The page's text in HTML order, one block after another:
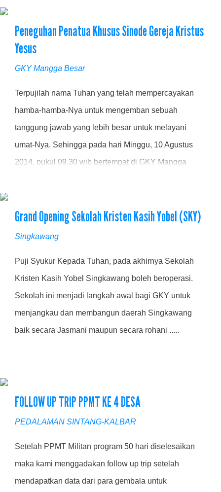
Seruni 2 .....
Peneguhan Penatua Khusus Sinode Gereja Kristus
Yesus
GKY Mangga Besar
Terpujilah nama Tuhan yang telah mempercayakan
hamba-hamba-Nya untuk mengemban sebuah
tanggung jawab yang lebih besar untuk melayani
umat-Nya. Sehingga pada hari Minggu, 10 Agustus
2014, pukul 09.30 wib bertempat di GKY Mangga
Grand Opening Sekolah Kristen Kasih Yobel (SKY)
Singkawang
Puji Syukur Kepada Tuhan, pada akhirnya Sekolah
Kristen Kasih Yobel Singkawang boleh beroperasi.
Sekolah ini menjadi langkah awal bagi GKY untuk
menjangkau dan membangun daerah Singkawang
baik secara Jasmani maupun secara rohani .....
FOLLOW UP TRIP PPMT KE 4 DESA
PEDALAMAN SINTANG-KALBAR
Setelah PPMT Militan program 50 hari diselesaikan
maka kami menggadakan follow up trip setelah
mendapatkan data dari para gembala untuk